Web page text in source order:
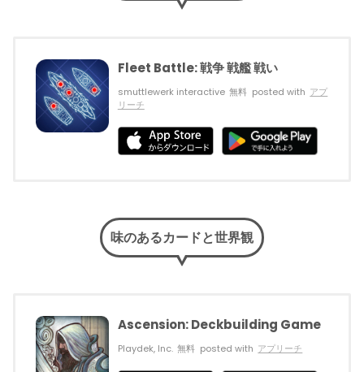
Fleet Battle: 戦争 戦艦 戦い
smuttlewerk interactive 無料 posted with アプ
リーチ
味のあるカードと世界観
Ascension: Deckbuilding Game
Playdek, Inc. 無料 posted with アプリーチ